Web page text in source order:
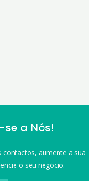
a Nós!
contactos, aumente a sua
o seu negócio.